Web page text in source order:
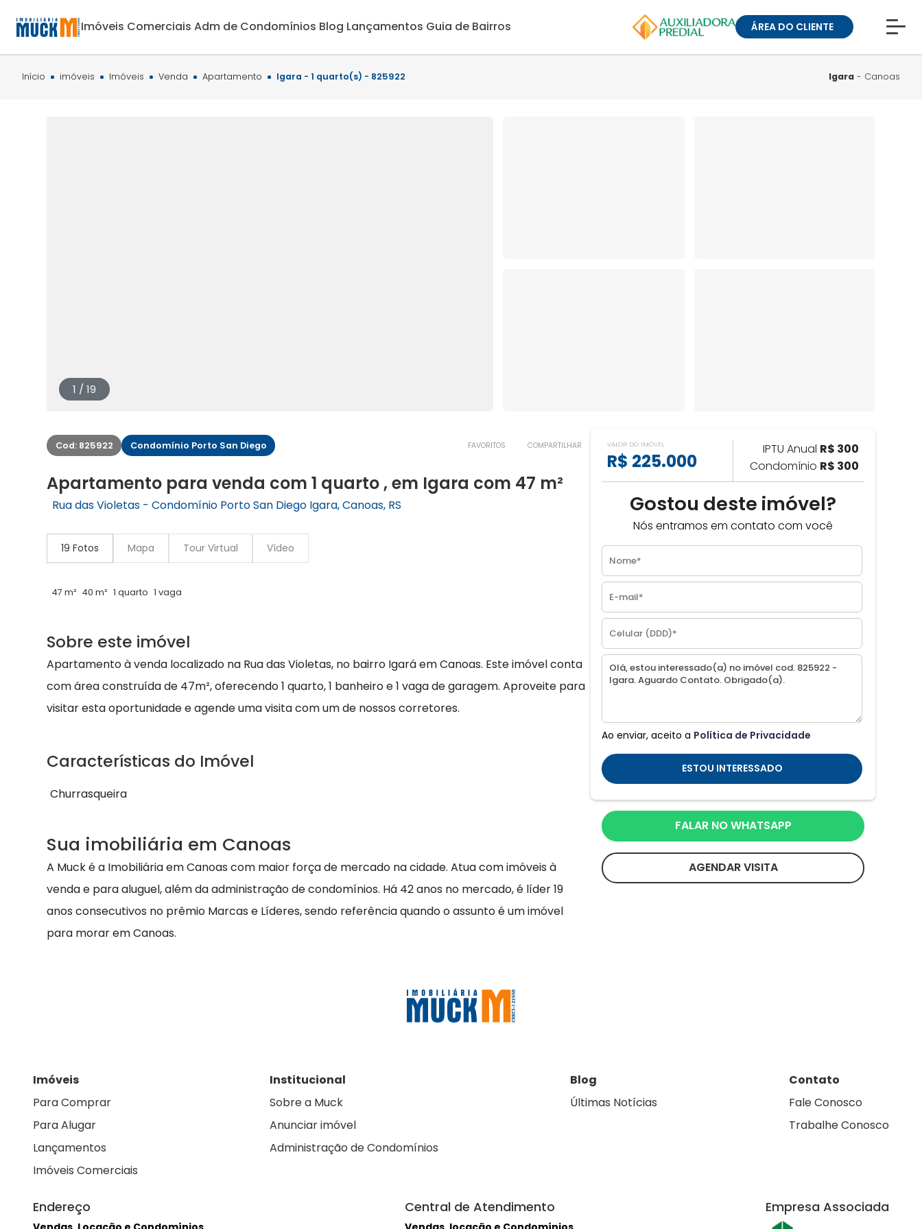
Imóveis Comerciais Adm de Condomínios Blog Lançamentos Guia de Bairros ÁREA DO CLIENTE
CONHEÇA A MUCK
BLOG
TRABALHE CONOSCO
Início imóveis Imóveis Venda Apartamento Igara - 1 quarto(s) - 825922 Igara - Canoas
1 / 19
Cod: 825922 Condomínio Porto San Diego FAVORITOS COMPARTILHAR
Apartamento para venda com 1 quarto , em Igara com 47 m²
Rua das Violetas - Condomínio Porto San Diego Igara, Canoas, RS
19 Fotos Mapa Tour Virtual Vídeo
47 m² 40 m² 1 quarto 1 vaga
Sobre este imóvel
Apartamento à venda localizado na Rua das Violetas, no bairro Igará em Canoas. Este imóvel conta
com área construída de 47m², oferecendo 1 quarto, 1 banheiro e 1 vaga de garagem. Aproveite para
visitar esta oportunidade e agende uma visita com um de nossos corretores.
Características do Imóvel
Churrasqueira
Sua imobiliária em Canoas
A Muck é a Imobiliária em Canoas com maior força de mercado na cidade. Atua com imóveis à
venda e para aluguel, além da administração de condomínios. Há 42 anos no mercado, é líder 19
anos consecutivos no prêmio Marcas e Líderes, sendo referência quando o assunto é um imóvel
para morar em Canoas.
VALOR DO IMÓVEL
R$ 225.000
IPTU Anual R$ 300
Condomínio R$ 300
Gostou deste imóvel?
Nós entramos em contato com você
Ao enviar, aceito a Política de Privacidade
ESTOU INTERESSADO
FALAR NO WHATSAPP
AGENDAR VISITA
Imóveis
Para Comprar
Para Alugar
Lançamentos
Imóveis Comerciais
Institucional
Sobre a Muck
Anunciar imóvel
Administração de Condomínios
Blog
Últimas Notícias
Contato
Fale Conosco
Trabalhe Conosco
Endereço Central de Atendimento Empresa Associada